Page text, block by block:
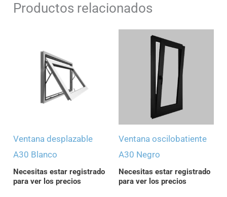
Productos relacionados
Ventana desplazable
A30 Blanco
Necesitas estar registrado
para ver los precios
Ventana oscilobatiente
A30 Negro
Necesitas estar registrado
para ver los precios